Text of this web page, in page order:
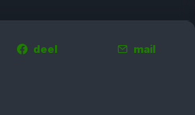
deel mail